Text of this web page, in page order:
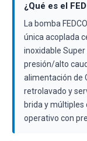
¿Qué es el
La bomba
única acoplada
inoxidable Super
presión/alto
alimentación de
retrolavado y
brida y
operativo con